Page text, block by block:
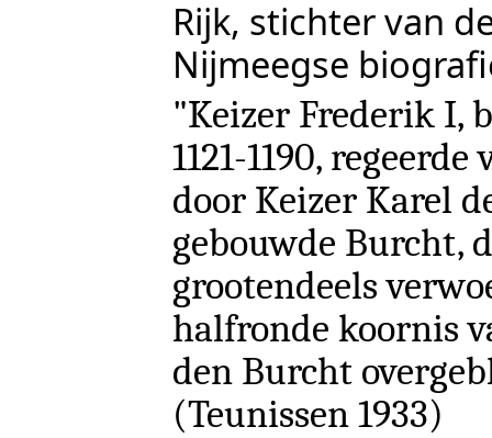
Rijk, stichter van
Nijmeegse
"Keizer Frederik I,
1121-1190,
door Keizer Karel
gebouwde Burcht,
grootendeels
halfronde koornis
den Burcht
(Teunissen 1933)